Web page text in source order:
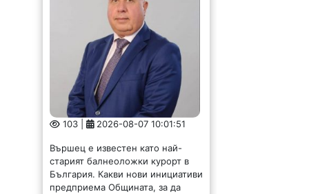
103 | 2026-08-07 10:01:51
Вършец е известен като най-
старият балнеоложки курорт в
България. Какви нови инициативи
предприема Общината, за да